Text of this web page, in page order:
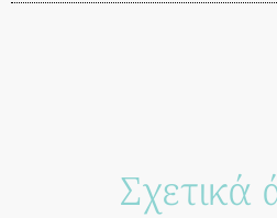
Σχετικά